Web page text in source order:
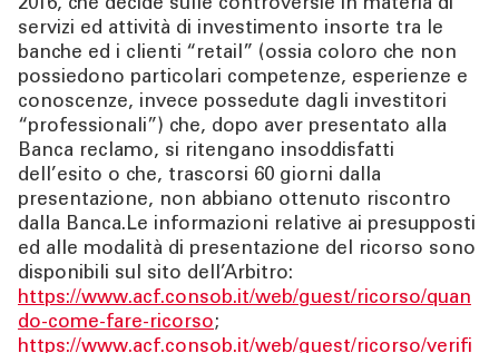
2016, che decide sulle controversie in materia di
servizi ed attività di investimento insorte tra le
banche ed i clienti “retail” (ossia coloro che non
possiedono particolari competenze, esperienze e
conoscenze, invece possedute dagli investitori
“professionali”) che, dopo aver presentato alla
Banca reclamo, si ritengano insoddisfatti
dell’esito o che, trascorsi 60 giorni dalla
presentazione, non abbiano ottenuto riscontro
dalla Banca.Le informazioni relative ai presupposti
ed alle modalità di presentazione del ricorso sono
disponibili sul sito dell’Arbitro:
https://www.acf.consob.it/web/guest/ricorso/quan
do-come-fare-ricorso;
https://www.acf.consob.it/web/guest/ricorso/verifi